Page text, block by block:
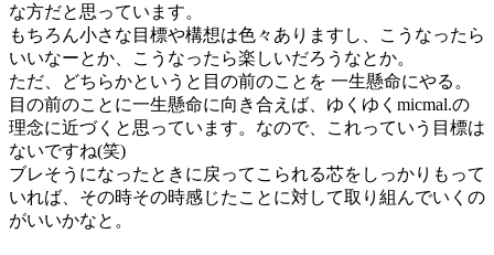
な⽅だと思っています。
もちろん⼩さな⽬標や構想は⾊々ありますし、こうなったら
いいなーとか、こうなったら楽しいだろうなとか。
ただ、どちらかというと⽬の前のことを ⼀⽣懸命にやる。
⽬の前のことに⼀⽣懸命に向き合えば、ゆくゆくmicmal.の
理念に近づくと思っています。なので、これっていう⽬標は
ないですね(笑)
ブレそうになったときに戻ってこられる芯をしっかりもって
いれば、その時その時感じたことに対して取り組んでいくの
がいいかなと。